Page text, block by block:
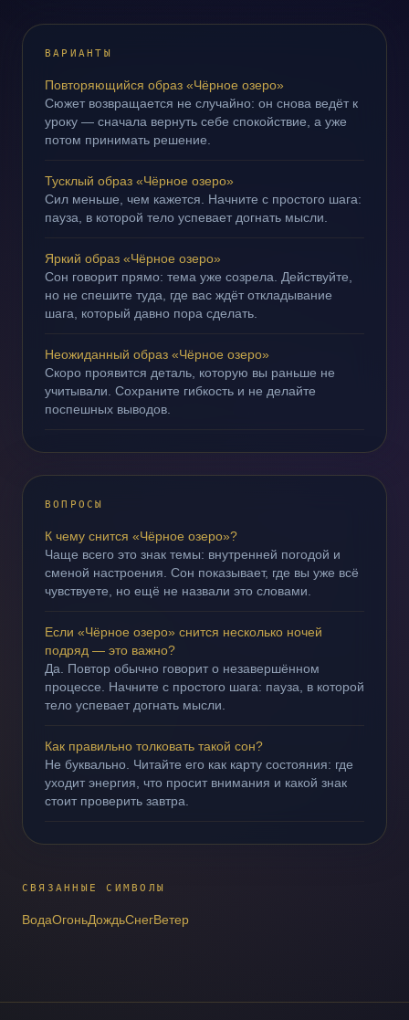
ВАРИАНТЫ
Повторяющийся образ «Чёрное озеро»
Сюжет возвращается не случайно: он снова ведёт к
уроку — сначала вернуть себе спокойствие, а уже
потом принимать решение.
Тусклый образ «Чёрное озеро»
Сил меньше, чем кажется. Начните с простого шага:
пауза, в которой тело успевает догнать мысли.
Яркий образ «Чёрное озеро»
Сон говорит прямо: тема уже созрела. Действуйте,
но не спешите туда, где вас ждёт откладывание
шага, который давно пора сделать.
Неожиданный образ «Чёрное озеро»
Скоро проявится деталь, которую вы раньше не
учитывали. Сохраните гибкость и не делайте
поспешных выводов.
ВОПРОСЫ
К чему снится «Чёрное озеро»?
Чаще всего это знак темы: внутренней погодой и
сменой настроения. Сон показывает, где вы уже всё
чувствуете, но ещё не назвали это словами.
Если «Чёрное озеро» снится несколько ночей
подряд — это важно?
Да. Повтор обычно говорит о незавершённом
процессе. Начните с простого шага: пауза, в которой
тело успевает догнать мысли.
Как правильно толковать такой сон?
Не буквально. Читайте его как карту состояния: где
уходит энергия, что просит внимания и какой знак
стоит проверить завтра.
СВЯЗАННЫЕ СИМВОЛЫ
ВодаОгоньДождьСнегВетер